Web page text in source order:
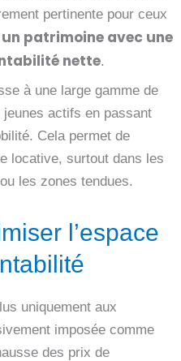
pertinente pour ceux
patrimoine avec une
nette.
à une large gamme de
actifs en passant
Cela permet de
locative, surtout dans les
les zones tendues.
l’espace
uniquement aux
imposée comme
des prix de